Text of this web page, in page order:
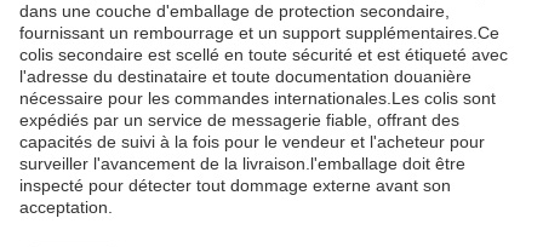
dans une couche d'emballage de protection secondaire,
fournissant un rembourrage et un support supplémentaires.Ce
colis secondaire est scellé en toute sécurité et est étiqueté avec
l'adresse du destinataire et toute documentation douanière
nécessaire pour les commandes internationales.Les colis sont
expédiés par un service de messagerie fiable, offrant des
capacités de suivi à la fois pour le vendeur et l'acheteur pour
surveiller l'avancement de la livraison.l'emballage doit être
inspecté pour détecter tout dommage externe avant son
acceptation.